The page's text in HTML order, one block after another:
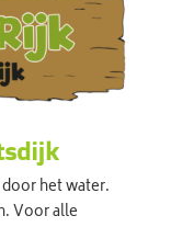
het water.
Voor alle